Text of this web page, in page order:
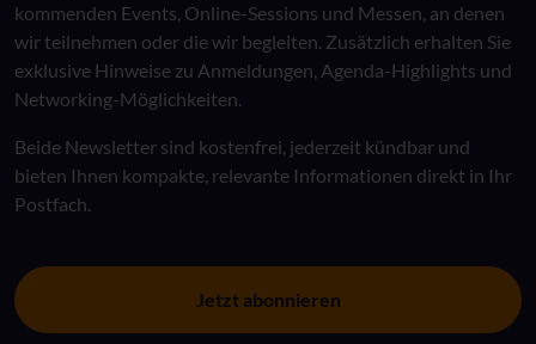
kommenden Events, Online-Sessions und Messen, an denen
wir teilnehmen oder die wir begleiten. Zusätzlich erhalten Sie
exklusive Hinweise zu Anmeldungen, Agenda-Highlights und
Networking-Möglichkeiten.
Beide Newsletter sind kostenfrei, jederzeit kündbar und
bieten Ihnen kompakte, relevante Informationen direkt in Ihr
Postfach.
Jetzt abonnieren